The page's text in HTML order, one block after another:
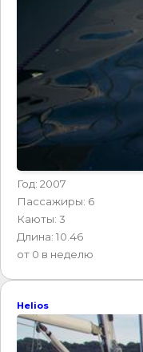
Год: 2007
Пассажиры: 6
Каюты: 3
Длина: 10.46
от 0 в неделю
Helios